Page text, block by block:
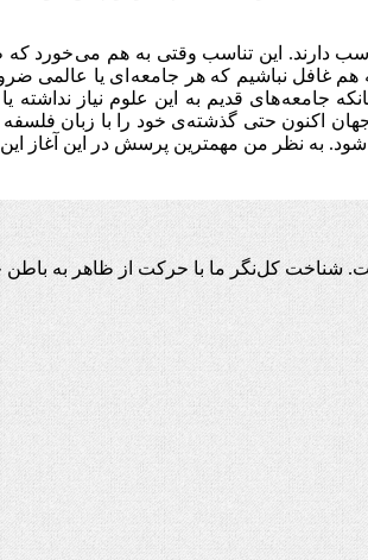
دارند. این تناسب وقتی به هم می خورد
غافل نباشیم که هر جامعه ای یا عالمی
جامعه های قدیم به این علوم نیاز نداشته
اکنون حتی گذشته‌ی خود را با زبان
به نظر من مهمترین پرسش در این آغاز
کل‌نگر ما با حرکت از ظاهر به باطن